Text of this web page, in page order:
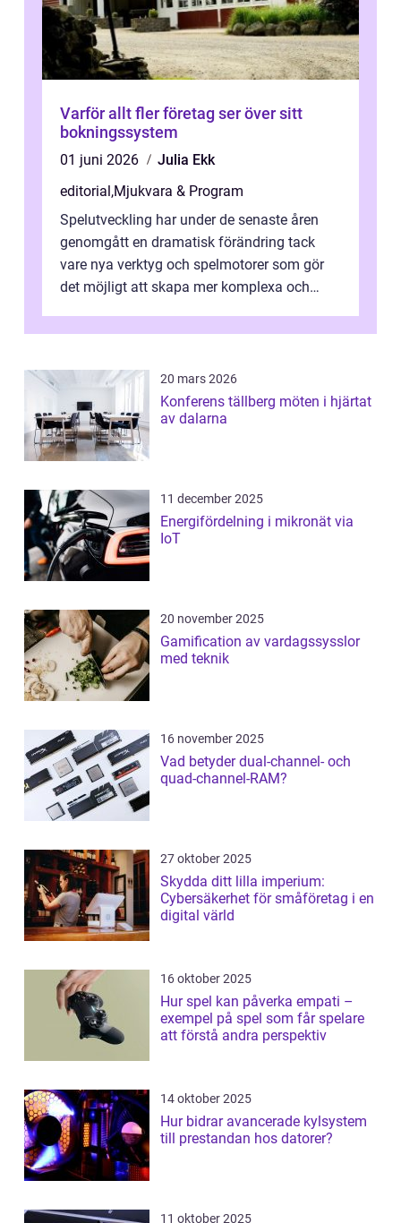
Varför allt fler företag ser över sitt
bokningssystem
01 juni 2026
Julia Ekk
editorial,Mjukvara & Program
Spelutveckling har under de senaste åren
genomgått en dramatisk förändring tack
vare nya verktyg och spelmotorer som gör
det möjligt att skapa mer komplexa och
20 mars 2026
Konferens tällberg möten i hjärtat
av dalarna
11 december 2025
Energifördelning i mikronät via
IoT
20 november 2025
Gamification av vardagssysslor
med teknik
16 november 2025
Vad betyder dual-channel- och
quad-channel-RAM?
27 oktober 2025
Skydda ditt lilla imperium:
Cybersäkerhet för småföretag i en
digital värld
16 oktober 2025
Hur spel kan påverka empati –
exempel på spel som får spelare
att förstå andra perspektiv
14 oktober 2025
Hur bidrar avancerade kylsystem
till prestandan hos datorer?
11 oktober 2025